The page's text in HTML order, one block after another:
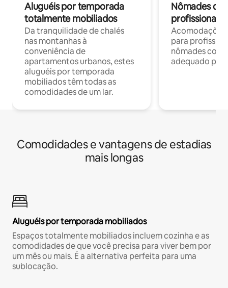
Aluguéis por temporada
totalmente mobiliados
Da tranquilidade de chalés
nas montanhas à
conveniência de
apartamentos urbanos, estes
aluguéis por temporada
mobiliados têm todas as
comodidades de um lar.
Nômades
profissionais
para
nômades com
adequado
Comodidades e vantagens de estadias
mais longas
Aluguéis por temporada mobiliados
Espaços totalmente mobiliados incluem cozinha e as
comodidades de que você precisa para viver bem por
um mês ou mais. É a alternativa perfeita para uma
sublocação.